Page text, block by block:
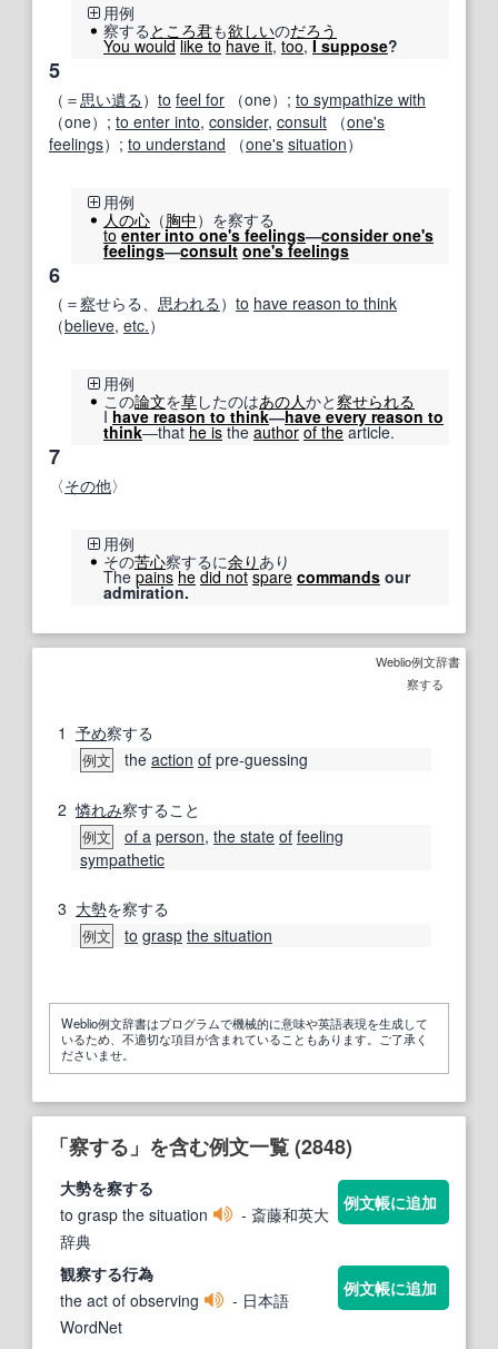
用例
察する ところ君も欲しいのだろう
You would like to have it, too,I suppose?
5
（＝ 思い遺る ） to feel for （one）; to sympathize with
（one）; to enter into, consider, consult （one's
feelings）; to understand （one's situation）
用例
人の心 （胸中）を察する
to enter into one's feelings―consider one's
feelings―consult one's feelings
6
（＝察せらる、 思われる ） to have reason to think
（believe, etc.）
用例
この論文を草したのはあの人かと察せられる
Ihave reason to think―have every reason to
think―thathe istheauthor of thearticle.
7
〈その他〉
用例
その苦心察するに余り あり
Thepains he did not spare commands our
admiration.
Weblio例文辞書
察する
1 予め察する
例文 the action of pre-guessing
2 憐れみ察すること
例文 of a person, the state of feeling
sympathetic
3 大勢を察する
例文 to grasp the situation
Weblio例文辞書はプログラムで機械的に意味や英語表現を生成して
いるため、不適切な項目が含まれていることもあります。ご了承く
ださいませ。
「察する」を含む例文一覧 (2848)
大勢を察する
to grasp the situation
- 斎藤和英大
辞典
例文帳に追加
観察する行為
the act of observing
- 日本語
WordNet
例文帳に追加